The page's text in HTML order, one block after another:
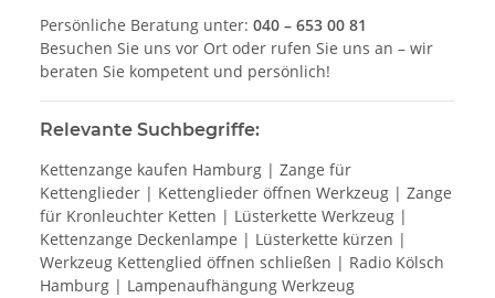
Persönliche Beratung unter: 040 – 653 00 81
Besuchen Sie uns vor Ort oder rufen Sie uns an – wir
beraten Sie kompetent und persönlich!
Relevante Suchbegriffe:
Kettenzange kaufen Hamburg | Zange für
Kettenglieder | Kettenglieder öffnen Werkzeug | Zange
für Kronleuchter Ketten | Lüsterkette Werkzeug |
Kettenzange Deckenlampe | Lüsterkette kürzen |
Werkzeug Kettenglied öffnen schließen | Radio Kölsch
Hamburg | Lampenaufhängung Werkzeug